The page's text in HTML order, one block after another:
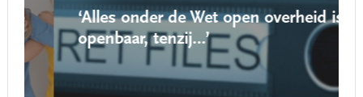
‘Alles onder de Wet open overheid is
openbaar, tenzij…’